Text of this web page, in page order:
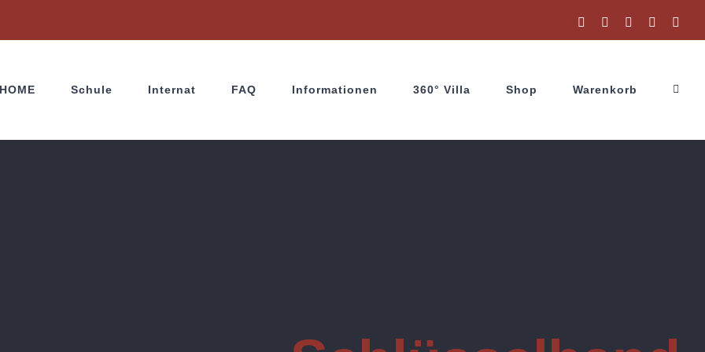
FacebookInstagram YouTube
HOME Schule Internat FAQ Informationen 360° Villa Shop Warenkorb